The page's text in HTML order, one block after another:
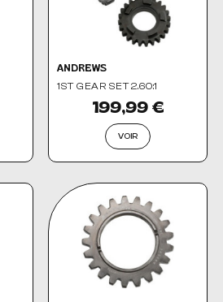
ANDREWS
1ST GEAR SET 2.60:1
199,99 €
VOIR